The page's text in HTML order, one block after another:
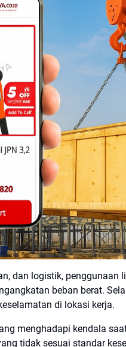
dan logistik, penggunaan
beban berat.
di lokasi kerja.
menghadapi kendala
tidak sesuai standar